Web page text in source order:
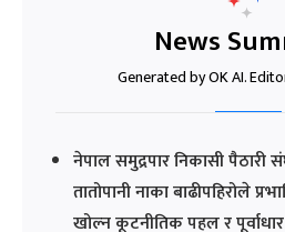
News
Generated by OK AI.
नेपाल समुद्रपार निकासी पैठारी
तातोपानी नाका बाढीपहिरोले
खोल्न कूटनीतिक पहल र पूर्वाधार